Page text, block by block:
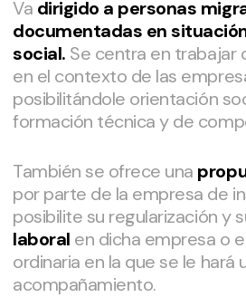
Va dirigido a personas
documentadas en
social. Se centra en trabajar
en el contexto de las
posibilitándole orientación
formación técnica y de
También se ofrece una
por parte de la empresa de
posibilite su regularización y
laboral en dicha empresa o
ordinaria en la que se le hará
acompañamiento.